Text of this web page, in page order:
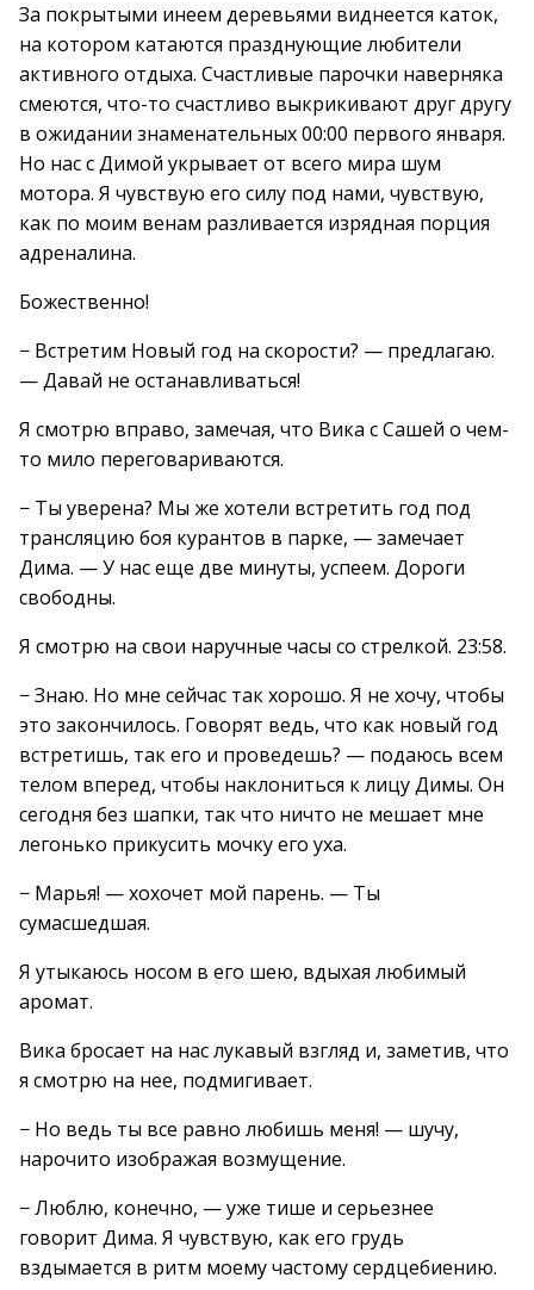
За покрытыми инеем деревьями виднеется каток,
на котором катаются празднующие любители
активного отдыха. Счастливые парочки наверняка
смеются, что-то счастливо выкрикивают друг другу
в ожидании знаменательных 00:00 первого января.
Но нас с Димой укрывает от всего мира шум
мотора. Я чувствую его силу под нами, чувствую,
как по моим венам разливается изрядная порция
адреналина.
Божественно!
− Встретим Новый год на скорости? — предлагаю.
— Давай не останавливаться!
Я смотрю вправо, замечая, что Вика с Сашей о чем-
то мило переговариваются.
− Ты уверена? Мы же хотели встретить год под
трансляцию боя курантов в парке, — замечает
Дима. — У нас еще две минуты, успеем. Дороги
свободны.
Я смотрю на свои наручные часы со стрелкой. 23:58.
− Знаю. Но мне сейчас так хорошо. Я не хочу, чтобы
это закончилось. Говорят ведь, что как новый год
встретишь, так его и проведешь? — подаюсь всем
телом вперед, чтобы наклониться к лицу Димы. Он
сегодня без шапки, так что ничто не мешает мне
легонько прикусить мочку его уха.
− Марья! — хохочет мой парень. — Ты
сумасшедшая.
Я утыкаюсь носом в его шею, вдыхая любимый
аромат.
Вика бросает на нас лукавый взгляд и, заметив, что
я смотрю на нее, подмигивает.
− Но ведь ты все равно любишь меня! — шучу,
нарочито изображая возмущение.
− Люблю, конечно, — уже тише и серьезнее
говорит Дима. Я чувствую, как его грудь
вздымается в ритм моему частому сердцебиению.